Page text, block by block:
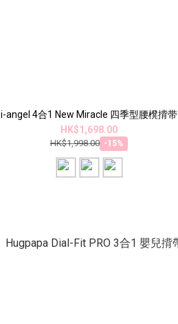
i-angel 4合1 New Miracle 四季型腰櫈揹带
HK$1,698.00
HK$1,998.00 -15%